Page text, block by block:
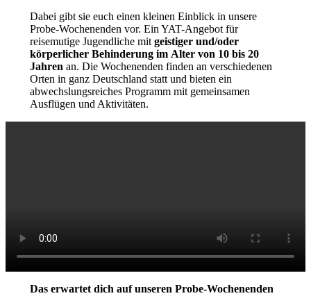
Dabei gibt sie euch einen kleinen Einblick in unsere
Probe-Wochenenden vor. Ein YAT-Angebot für
reisemutige Jugendliche mit geistiger und/oder
körperlicher Behinderung im Alter von 10 bis 20
Jahren an. Die Wochenenden finden an verschiedenen
Orten in ganz Deutschland statt und bieten ein
abwechslungsreiches Programm mit gemeinsamen
Ausflügen und Aktivitäten.
Das erwartet dich auf unseren Probe-Wochenenden